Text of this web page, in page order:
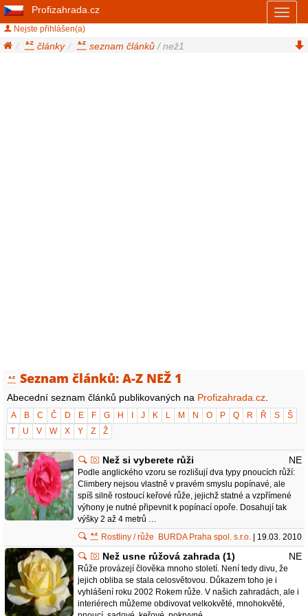
Profizahrada.cz
Nejste přihlášen(a)
články seznam článků / než1
Seznam článků: A-Z NEŽ 1
Abecední seznam článků publikovaných na Profizahrada.cz
A B C Č D E F G H J K L M N O P Q R Ř S
Š
T
U V W X Y Z Ž
Než si vyberete růži NE
Podle anglického vzoru se rozlišují dva typy pnoucích růží:
Climbery nejsou vlastně v pravém smyslu popínavé, ale
spíš silně rostoucí keřové růže, jejichž statné a vzpřímené
výhony je nutné připevnit k popínací opoře. Dosahují tak
výšky 2 až 4 metrů …
BURDA Praha spol. s.r.o. | 19.03. 2010
Rostliny / růže
Než usne růžová zahrada (1) NE
Růže provázejí člověka mnoho století. Není tedy divu, že
jejich obliba se stala celosvětovou. Důkazem toho je i
vyhlášení roku 2002 Rokem růže. V našich zahradách, ale i
interiérech můžeme obdivovat velkokvěté, mnohokvěté,